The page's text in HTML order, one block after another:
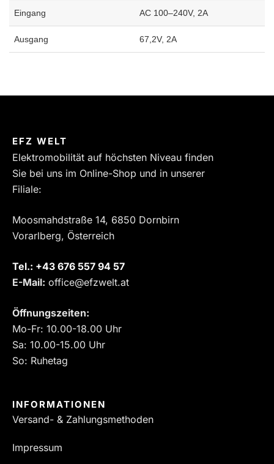
Eingang AC 100–240V, 2A
Ausgang 67,2V, 2A
EFZ WELT
Elektromobilität auf höchsten Niveau finden
Sie bei uns im Online-Shop und in unserer
Filiale:
Moosmahdstraße 14, 6850 Dornbirn
Vorarlberg, Österreich
Tel.: ‎+43 676 557 94 57
E-Mail: office@efzwelt.at
Öffnungszeiten:
Mo-Fr: 10.00-18.00 Uhr
Sa: 10.00-15.00 Uhr
So: Ruhetag
INFORMATIONEN
Versand- & Zahlungsmethoden
Impressum